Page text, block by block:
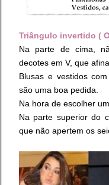
Triângulo invertido (
Na parte de cima,
decotes em V, que
Blusas e vestidos
são uma boa pedida.
Na hora de escolher
Na parte superior do
que não apertem os